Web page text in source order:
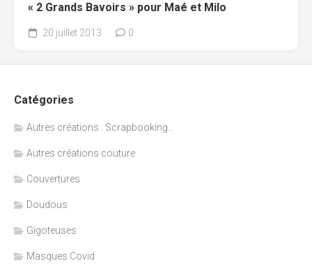
« 2 Grands Bavoirs » pour Maé et Milo
20 juillet 2013 0
Catégories
Autres créations : Scrapbooking…
Autres créations couture
Couvertures
Doudous
Gigoteuses
Masques Covid